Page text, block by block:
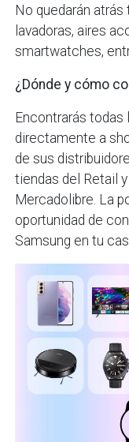
No quedarán
lavadoras, aires
smartwatches,
¿Dónde y cómo
Encontrarás
directamente a
de sus
tiendas del Retail
Mercadolibre. La
oportunidad de
Samsung en tu